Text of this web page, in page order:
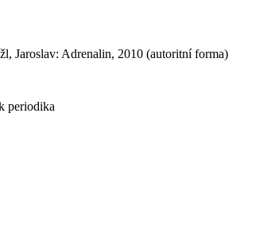
Jaroslav: Adrenalin, 2010 (autoritní forma)
periodika